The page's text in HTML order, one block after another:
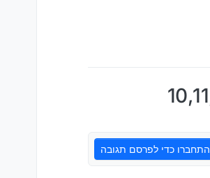
התחברו כדי לפרסם תגובה